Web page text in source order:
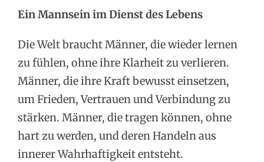
Ein Mannsein im Dienst des Lebens
Die Welt braucht Männer, die wieder lernen
zu fühlen, ohne ihre Klarheit zu verlieren.
Männer, die ihre Kraft bewusst einsetzen,
um Frieden, Vertrauen und Verbindung zu
stärken. Männer, die tragen können, ohne
hart zu werden, und deren Handeln aus
innerer Wahrhaftigkeit entsteht.